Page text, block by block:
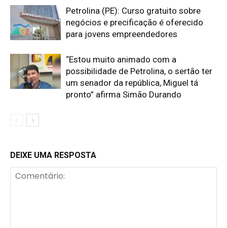
Petrolina (PE): Curso gratuito sobre
negócios e precificação é oferecido
para jovens empreendedores
“Estou muito animado com a
possibilidade de Petrolina, o sertão ter
um senador da república, Miguel tá
pronto” afirma Simão Durando
DEIXE UMA RESPOSTA